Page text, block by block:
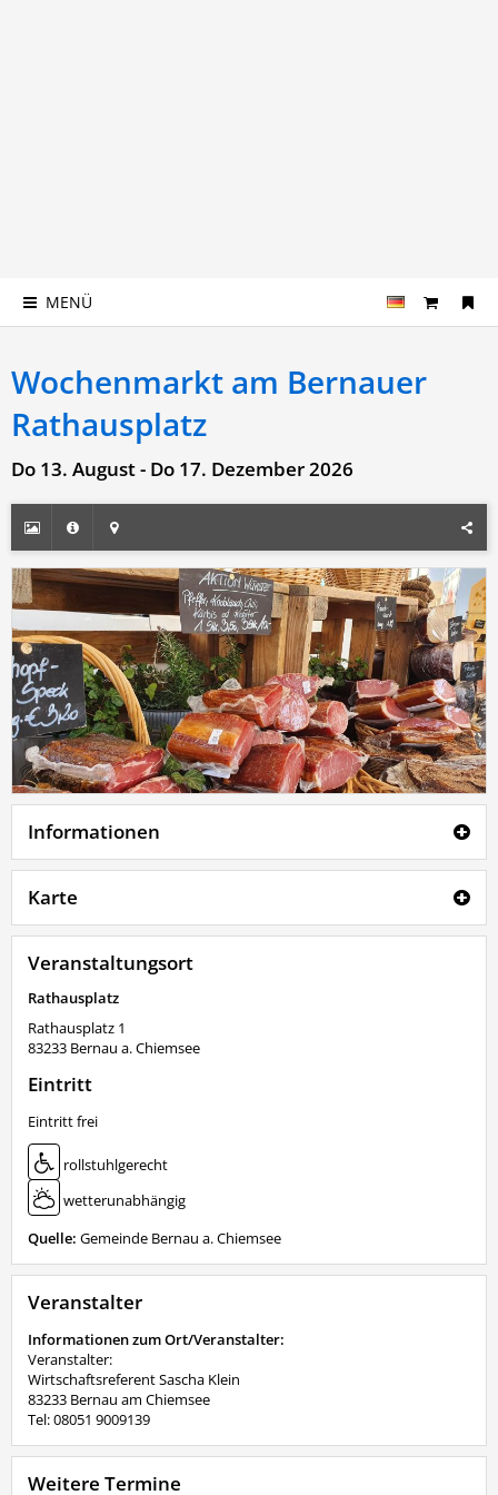
MENÜ
Wochenmarkt am Bernauer
Rathausplatz
Do 13. August - Do 17. Dezember 2026
Informationen
Karte
Veranstaltungsort
Rathausplatz
Rathausplatz 1
83233 Bernau a. Chiemsee
Eintritt
Eintritt frei
rollstuhlgerecht
wetterunabhängig
Quelle: Gemeinde Bernau a. Chiemsee
Veranstalter
Informationen zum Ort/Veranstalter:
Veranstalter:
Wirtschaftsreferent Sascha Klein
83233 Bernau am Chiemsee
Tel: 08051 9009139
Weitere Termine